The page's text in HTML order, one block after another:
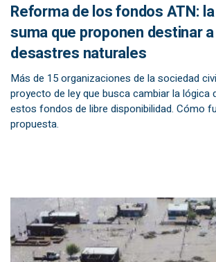
Reforma de los fondos ATN:
suma que proponen destinar
desastres naturales
Más de 15 organizaciones de la sociedad
proyecto de ley que busca cambiar la lógica
estos fondos de libre disponibilidad. Cómo
propuesta.